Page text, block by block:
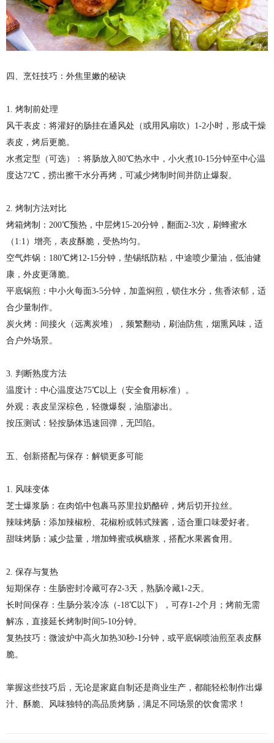
四、烹饪技巧：外焦里嫩的秘诀
1. 烤制前处理
风干表皮：将灌好的肠挂在通风处（或用风扇吹）1-2小时，形成干燥
表皮，烤后更脆。
水煮定型（可选）：将肠放入80℃热水中，小火煮10-15分钟至中心温
度达72℃，捞出擦干水分再烤，可减少烤制时间并防止爆裂。
2. 烤制方法对比
烤箱烤制：200℃预热，中层烤15-20分钟，翻面2-3次，刷蜂蜜水
（1:1）增亮，表皮酥脆，受热均匀。
空气炸锅：180℃烤12-15分钟，垫锡纸防粘，中途喷少量油，低油健
康，外皮更薄脆。
平底锅煎：中小火每面3-5分钟，加盖焖煎，锁住水分，焦香浓郁，适
合少量制作。
炭火烤：间接火（远离炭堆），频繁翻动，刷油防焦，烟熏风味，适
合户外场景。
3. 判断熟度方法
温度计：中心温度达75℃以上（安全食用标准）。
外观：表皮呈深棕色，轻微爆裂，油脂渗出。
按压测试：轻按肠体迅速回弹，无凹陷。
五、创新搭配与保存：解锁更多可能
1. 风味变体
芝士爆浆肠：在肉馅中包裹马苏里拉奶酪碎，烤后切开拉丝。
辣味烤肠：添加辣椒粉、花椒粉或韩式辣酱，适合重口味爱好者。
甜味烤肠：减少盐量，增加蜂蜜或枫糖浆，搭配水果酱食用。
2. 保存与复热
短期保存：生肠密封冷藏可存2-3天，熟肠冷藏1-2天。
长时间保存：生肠分装冷冻（-18℃以下），可存1-2个月；烤前无需
解冻，直接延长烤制时间5-10分钟。
复热技巧：微波炉中高火加热30秒-1分钟，或平底锅喷油煎至表皮酥
脆。
掌握这些技巧后，无论是家庭自制还是商业生产，都能轻松制作出爆
汁、酥脆、风味独特的高品质烤肠，满足不同场景的饮食需求！